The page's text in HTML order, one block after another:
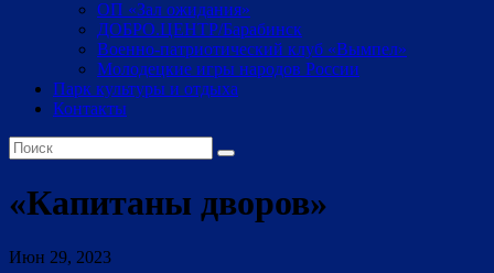
ОП «Зал ожидания»
ДОБРО.ЦЕНТР/Барабинск
Военно-патриотический клуб «Вымпел»
Молодецкие игры народов России
Парк культуры и отдыха
Контакты
«Капитаны дворов»
Июн 29, 2023